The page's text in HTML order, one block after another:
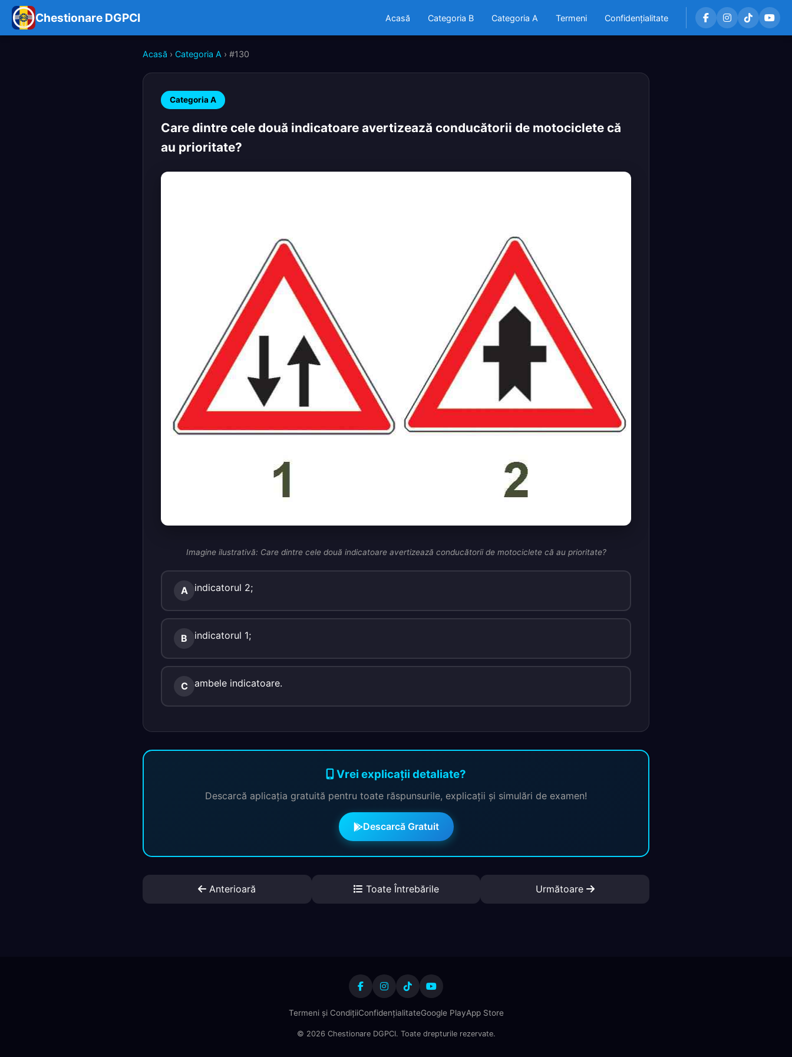
Chestionare DGPCI Acasă Categoria B Categoria A Termeni Confidențialitate
Acasă › Categoria A › #130
Categoria A
Care dintre cele două indicatoare avertizează conducătorii de motociclete că
au prioritate?
Imagine ilustrativă: Care dintre cele două indicatoare avertizează conducătorii de motociclete că au prioritate?
A indicatorul 2;
B indicatorul 1;
C ambele indicatoare.
Vrei explicații detaliate?
Descarcă aplicația gratuită pentru toate răspunsurile, explicații și simulări de examen!
Descarcă Gratuit
Anterioară Toate Întrebările Următoare
Termeni și CondițiiConfidențialitateGoogle PlayApp Store
© 2026 Chestionare DGPCI. Toate drepturile rezervate.